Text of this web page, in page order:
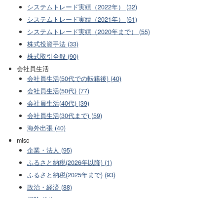
システムトレード実績（2022年） (32)
システムトレード実績（2021年） (61)
システムトレード実績（2020年まで） (55)
株式投資手法 (33)
株式取引全般 (90)
会社員生活
会社員生活(50代での転籍後) (40)
会社員生活(50代) (77)
会社員生活(40代) (39)
会社員生活(30代まで) (59)
海外出張 (40)
misc
企業・法人 (95)
ふるさと納税(2026年以降) (1)
ふるさと納税(2025年まで) (93)
政治・経済 (88)